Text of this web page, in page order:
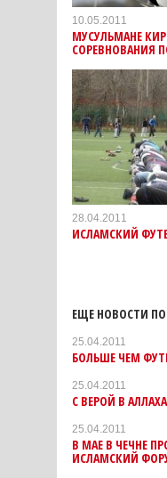
10.05.2011
МУСУЛЬМАНЕ
СОРЕВНОВАНИЯ
28.04.2011
ИСЛАМСКИЙ
ЕЩЕ НОВОСТИ
25.04.2011
БОЛЬШЕ ЧЕМ
25.04.2011
С ВЕРОЙ В
25.04.2011
В МАЕ В ЧЕЧНЕ
ИСЛАМСКИЙ